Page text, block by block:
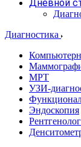
Дневной
Диагностика
МРТ
УЗИ-
Эндоскопия